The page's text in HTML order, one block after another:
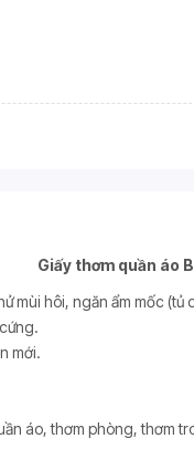
Giấy thơm quần áo
mùi hôi, ngăn ẩm mốc (tủ
mới.
áo, thơm phòng, thơm